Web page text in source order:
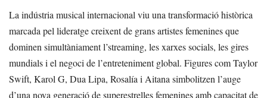
La indústria musical internacional viu una transformació històrica
marcada pel lideratge creixent de grans artistes femenines que
dominen simultàniament l’streaming, les xarxes socials, les gires
mundials i el negoci de l’entreteniment global. Figures com Taylor
Swift, Karol G, Dua Lipa, Rosalía i Aitana simbolitzen l’auge
d’una nova generació de superestrelles femenines amb capacitat de